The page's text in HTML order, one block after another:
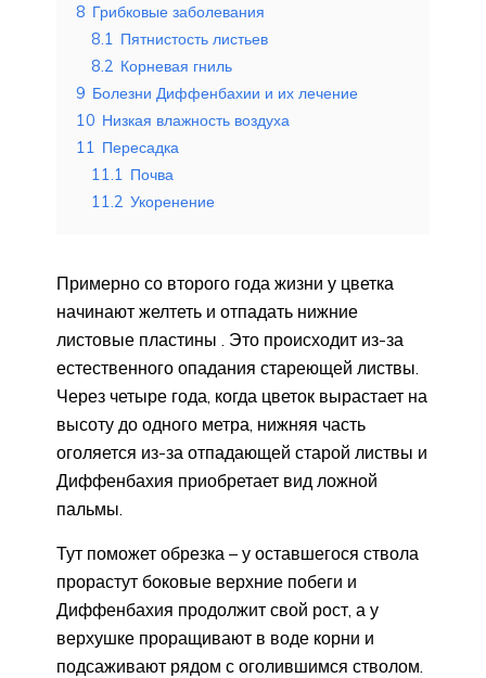
8 Грибковые заболевания
8.1 Пятнистость листьев
8.2 Корневая гниль
9 Болезни Диффенбахии и их лечение
10 Низкая влажность воздуха
11 Пересадка
11.1 Почва
11.2 Укоренение
Примерно со второго года жизни у цветка
начинают желтеть и отпадать нижние
листовые пластины . Это происходит из-за
естественного опадания стареющей листвы.
Через четыре года, когда цветок вырастает на
высоту до одного метра, нижняя часть
оголяется из-за отпадающей старой листвы и
Диффенбахия приобретает вид ложной
пальмы.
Тут поможет обрезка – у оставшегося ствола
прорастут боковые верхние побеги и
Диффенбахия продолжит свой рост, а у
верхушке проращивают в воде корни и
подсаживают рядом с оголившимся стволом.